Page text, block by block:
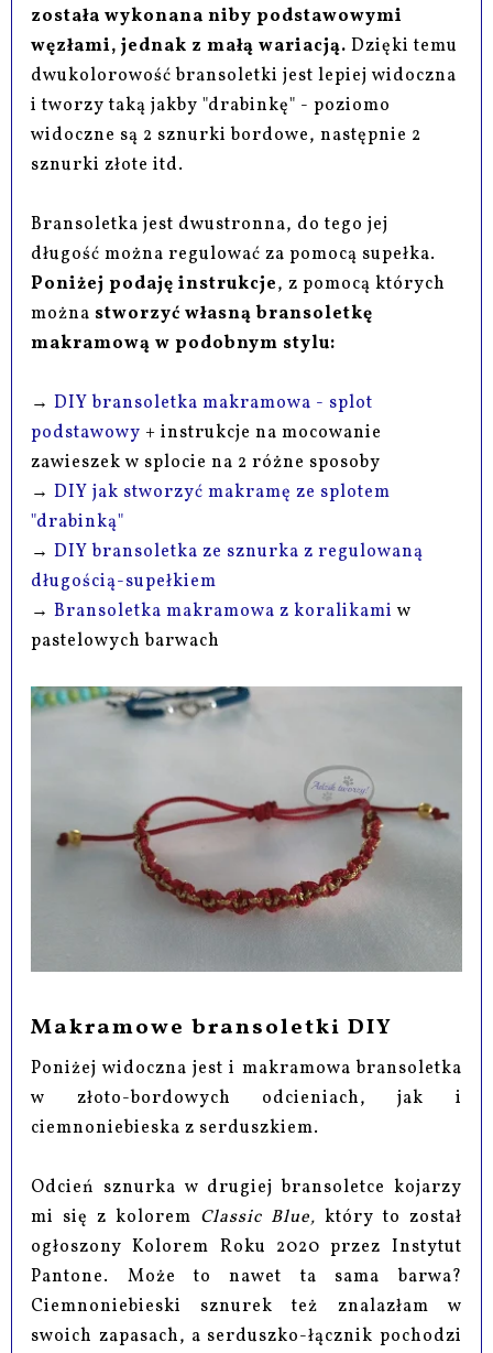
została wykonana niby podstawowymi
węzłami, jednak z małą wariacją. Dzięki temu
dwukolorowość bransoletki jest lepiej widoczna
i tworzy taką jakby "drabinkę" - poziomo
widoczne są 2 sznurki bordowe, następnie 2
sznurki złote itd.
Bransoletka jest dwustronna, do tego jej
długość można regulować za pomocą supełka.
Poniżej podaję instrukcje, z pomocą których
można stworzyć własną bransoletkę
makramową w podobnym stylu:
→DIY bransoletka makramowa - splot
podstawowy + instrukcje na mocowanie
zawieszek w splocie na 2 różne sposoby
→DIY jak stworzyć makramę ze splotem
"drabinką"
→DIY bransoletka ze sznurka z regulowaną
długością-supełkiem
→Bransoletka makramowa z koralikami w
pastelowych barwach
Makramowe bransoletki DIY
Poniżej widoczna jest i makramowa bransoletka
w złoto-bordowych odcieniach, jak i
ciemnoniebieska z serduszkiem.
Odcień sznurka w drugiej bransoletce kojarzy
mi się z kolorem Classic Blue, który to został
ogłoszony Kolorem Roku 2020 przez Instytut
Pantone. Może to nawet ta sama barwa?
Ciemnoniebieski sznurek też znalazłam w
swoich zapasach, a serduszko-łącznik pochodzi